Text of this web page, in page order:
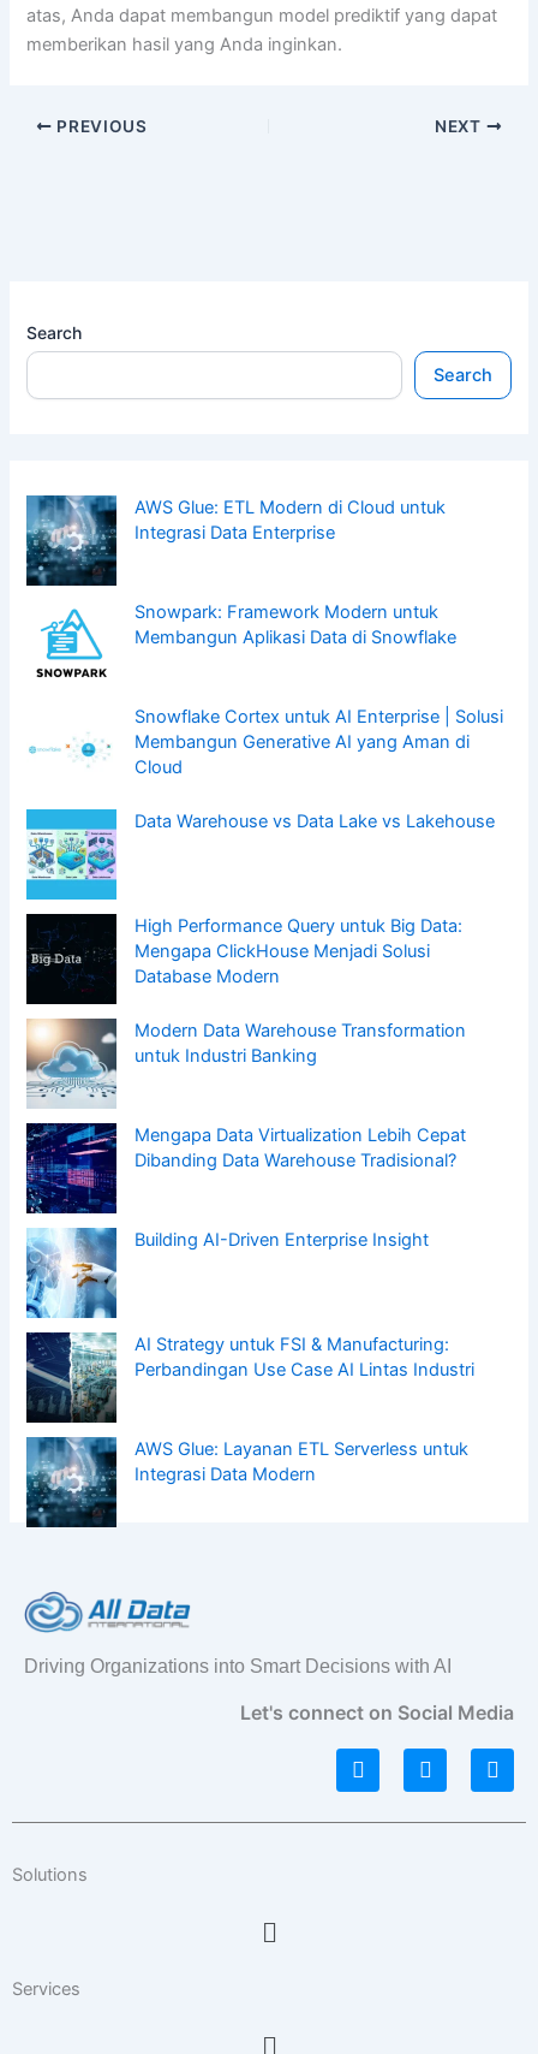
atas, Anda dapat membangun model prediktif yang dapat
memberikan hasil yang Anda inginkan.
PREVIOUS NEXT
Search
Search
AWS Glue: ETL Modern di Cloud untuk
Integrasi Data Enterprise
Snowpark: Framework Modern untuk
Membangun Aplikasi Data di Snowflake
Snowflake Cortex untuk AI Enterprise | Solusi
Membangun Generative AI yang Aman di
Cloud
Data Warehouse vs Data Lake vs Lakehouse
High Performance Query untuk Big Data:
Mengapa ClickHouse Menjadi Solusi
Database Modern
Modern Data Warehouse Transformation
untuk Industri Banking
Mengapa Data Virtualization Lebih Cepat
Dibanding Data Warehouse Tradisional?
Building AI-Driven Enterprise Insight
AI Strategy untuk FSI & Manufacturing:
Perbandingan Use Case AI Lintas Industri
AWS Glue: Layanan ETL Serverless untuk
Integrasi Data Modern
Driving Organizations into Smart Decisions with AI
Let's connect on Social Media
L
i
n
k
I
n
s
t
F
a
c
e
Solutions
Menu
Services
Menu